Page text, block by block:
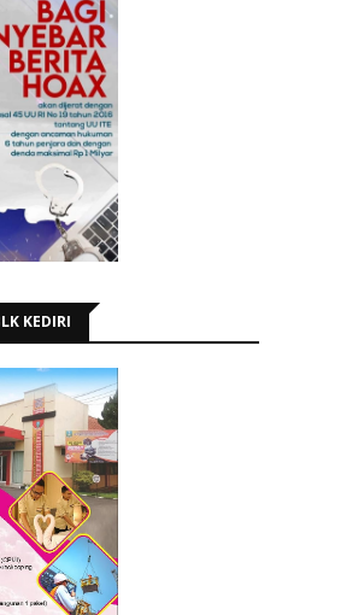
KEDIRI